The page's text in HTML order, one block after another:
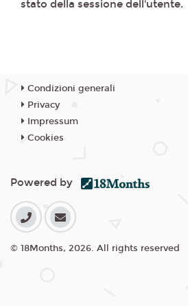
stato della sessione dell'utente.
Condizioni generali
Privacy
Impressum
Cookies
Powered by
© 18Months, 2026. All rights reserved